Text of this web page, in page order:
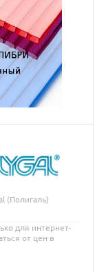
(Полигаль)
для интернет-
от цен в